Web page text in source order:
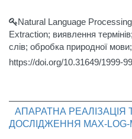
Natural Language
Extraction; виявлення
слів; обробка природної
https://doi.org/10.31649/1999-
АПАРАТНА РЕАЛІЗАЦІЯ
ДОСЛІДЖЕННЯ MAX-